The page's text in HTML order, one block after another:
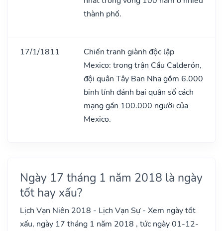
thành phố.
17/1/1811
Chiến tranh giành độc lập
Mexico: trong trận Cầu Calderón,
đội quân Tây Ban Nha gồm 6.000
binh lính đánh bại quân số cách
mạng gần 100.000 người của
Mexico.
Ngày 17 tháng 1 năm 2018 là ngày
tốt hay xấu?
Lịch Vạn Niên 2018 - Lịch Vạn Sự - Xem ngày tốt
xấu, ngày 17 tháng 1 năm 2018 , tức ngày 01-12-